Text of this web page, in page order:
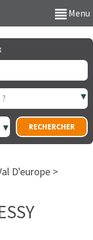
Menu
D'europe >